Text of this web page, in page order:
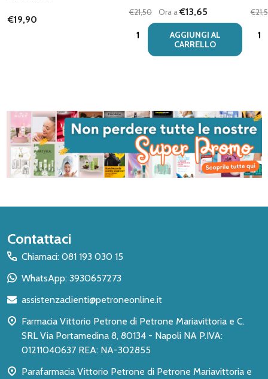
€19,90
€21,50
Ora a€13,65
Quantità:
AGGIUNGI AL
CARRELLO
Inizio
del
piè
pagina
Contattaci
Chiamaci: 081 193 030 15
WhatsApp: 3930657273
assistenzaclienti@petroneonline.it
Farmacia Vittorio Petrone di Petrone Mariavittoria e C.
SRL Via Portamedina 8, 80134 - Napoli NA P.IVA:
01211040637 REA: NA-302855
Parafarmacia Vittorio Petrone di Petrone Mariavittoria e